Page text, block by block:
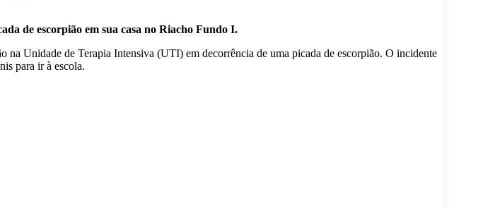
de escorpião em sua casa no Riacho Fundo I.
Unidade de Terapia Intensiva (UTI) em decorrência de uma picada de escorpião. O incidente
para ir à escola.